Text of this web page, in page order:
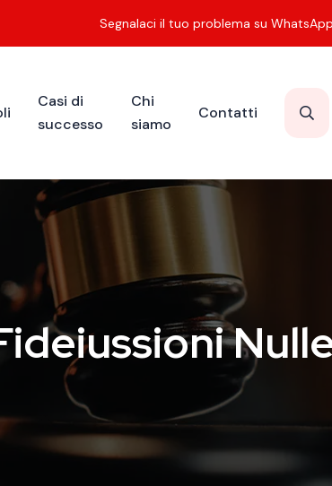
Segnalaci il tuo problema su
Casi di
successo
Chi
siamo
Contatti